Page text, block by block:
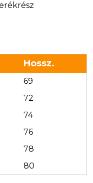
Hossz.
69
72
74
76
78
80